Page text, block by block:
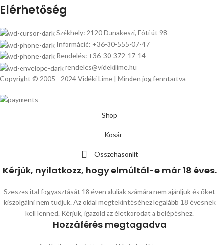
Elérhetőség
Székhely: 2120 Dunakeszi, Fóti út 98
Információ: +36-30-555-07-47
Rendelés: +36-30-372-17-14
rendeles@videkilime.hu
Copyright © 2005 - 2024 Vidéki Lime | Minden jog fenntartva
Shop
Kosár
Összehasonlít
Kérjük, nyilatkozz, hogy elmúltál-e már 18 éves.
Szeszes ital fogyasztását 18 éven aluliak számára nem ajánljuk és őket
kiszolgálni nem tudjuk. Az oldal megtekintéséhez legalább 18 évesnek
kell lenned. Kérjük, igazold az életkorodat a belépéshez.
Hozzáférés megtagadva